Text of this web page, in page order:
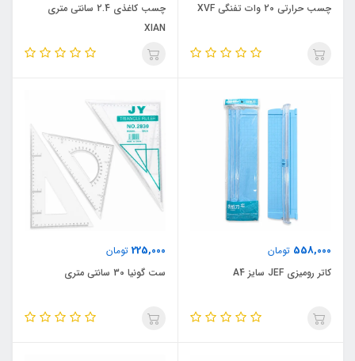
چسب حرارتی 20 وات تفنگی XVF
چسب کاغذی 2.4 سانتی متری
XIAN
558,000 تومان
کاتر رومیزی JEF سایز A4
225,000 تومان
ست گونیا 30 سانتی متری